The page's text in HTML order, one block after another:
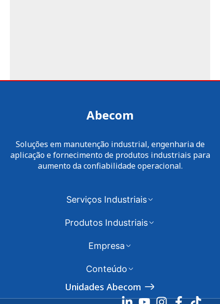
Abecom
Soluções em manutenção industrial, engenharia de
aplicação e fornecimento de produtos industriais para
aumento da confiabilidade operacional.
Serviços Industriais
Produtos Industriais
Empresa
Conteúdo
Unidades Abecom